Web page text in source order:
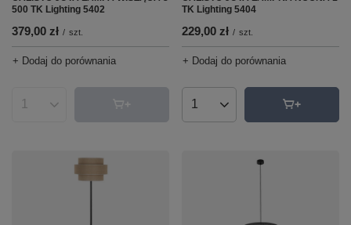
500 TK Lighting 5402
379,00 zł / szt.
+ Dodaj do porównania
Ilość produktów
TK Lighting 5404
229,00 zł / szt.
+ Dodaj do porównania
Ilość produktów